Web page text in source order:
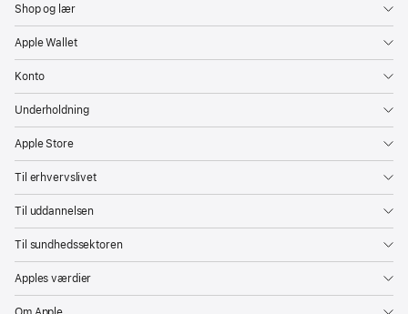
Shop og lær
Apple Wallet
Konto
Underholdning
Apple Store
Til erhvervslivet
Til uddannelsen
Til sundhedssektoren
Apples værdier